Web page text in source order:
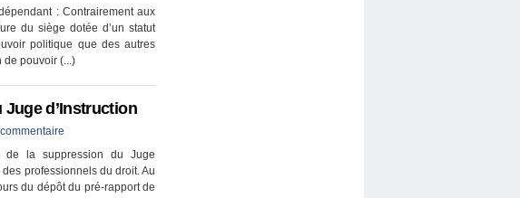
: Contrairement aux
du siège dotée d’un statut
politique que des autres
de pouvoir (...)
d’Instruction
de la suppression du Juge
professionnels du droit. Au
du dépôt du pré-rapport de